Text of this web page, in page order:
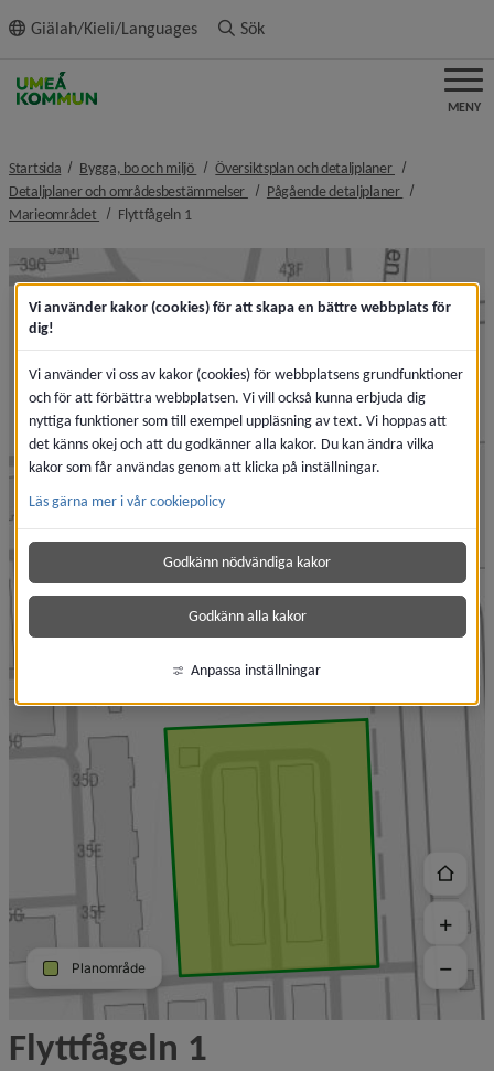
innehållet
Giälah/Kieli/Languages Sök
MENY
Startsida Bygga, bo och miljö nivå i brödsmulenavigeringen
Översiktsplan och detaljplaner nivå i
Detaljplaner och områdesbestämmelser nivå i brödsmulenavigeringen
Pågående detaljplaner nivå i
Marieområdet nivå i brödsmulenavigeringen
Flyttfågeln 1
Flyttfågeln 1
Vi använder kakor (cookies) för att skapa en bättre webbplats för
dig!
Vi använder vi oss av kakor (cookies) för webbplatsens grundfunktioner
och för att förbättra webbplatsen. Vi vill också kunna erbjuda dig
nyttiga funktioner som till exempel uppläsning av text. Vi hoppas att
det känns okej och att du godkänner alla kakor. Du kan ändra vilka
kakor som får användas genom att klicka på inställningar.
Läs gärna mer i vår cookiepolicy
Godkänn nödvändiga kakor
Godkänn alla kakor
Anpassa inställningar